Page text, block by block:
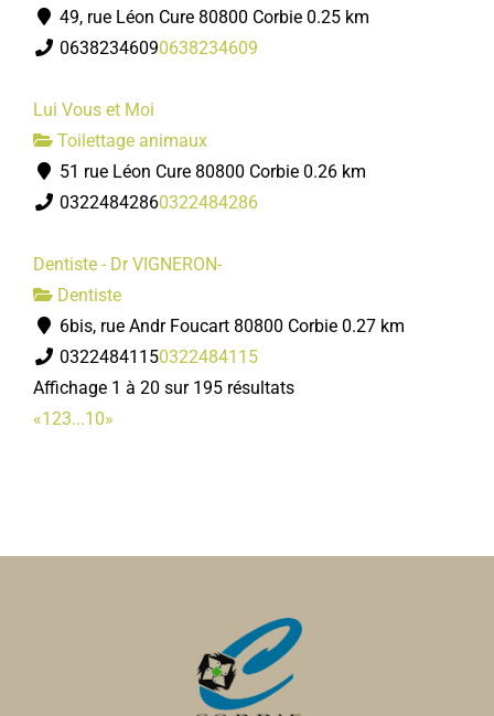
49, rue Léon Cure 80800 Corbie 0.25 km
06382346090638234609
Lui Vous et Moi
Toilettage animaux
51 rue Léon Cure 80800 Corbie 0.26 km
03224842860322484286
Dentiste - Dr VIGNERON-
Dentiste
6bis, rue Andr Foucart 80800 Corbie 0.27 km
03224841150322484115
Affichage 1 à 20 sur 195 résultats
«123...10»